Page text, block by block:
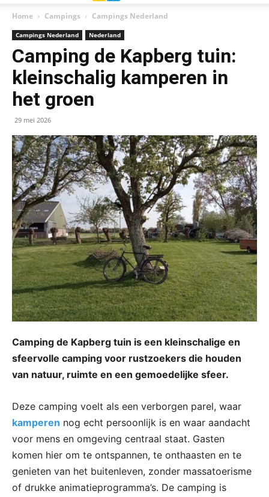
Home Campings Campings Nederland
Campings Nederland Nederland
Camping de Kapberg tuin:
kleinschalig kamperen in
het groen
29 mei 2026
Camping de Kapberg tuin is een kleinschalige en
sfeervolle camping voor rustzoekers die houden
van natuur, ruimte en een gemoedelijke sfeer.
Deze camping voelt als een verborgen parel, waar
kamperen nog echt persoonlijk is en waar aandacht
voor mens en omgeving centraal staat. Gasten
komen hier om te ontspannen, te onthaasten en te
genieten van het buitenleven, zonder massatoerisme
of drukke animatieprogramma’s. De camping is